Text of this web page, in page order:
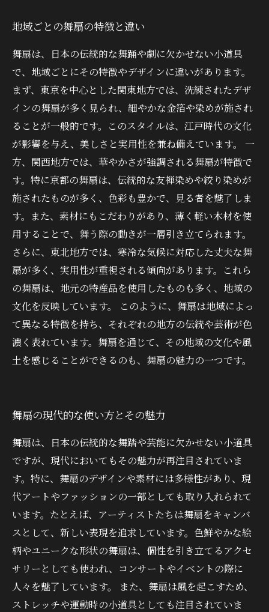
地域ごとの舞扇の特徴と違い
舞扇は、日本の伝統的な舞踊や劇に欠かせない小道具
で、地域ごとにその特徴やデザインに違いがあります。
まず、東京を中心とした関東地方では、洗練されたデザ
インの舞扇が多く見られ、細やかな金箔や染めが施され
ることが一般的です。このスタイルは、江戸時代の文化
が影響を与え、美しさと実用性を兼ね備えています。 一
方、関西地方では、華やかさが強調される舞扇が特徴で
す。特に京都の舞扇は、伝統的な友禅染めや絞り染めが
施されたものが多く、色彩も豊かで、見る者を魅了しま
す。また、素材にもこだわりがあり、薄く軽い木材を使
用することで、舞う際の動きが一層引き立てられます。
さらに、東北地方では、寒冷な気候に対応した丈夫な舞
扇が多く、実用性が重視される傾向があります。これら
の舞扇は、地元の特産品を使用したものも多く、地域の
文化を反映しています。 このように、舞扇は地域によっ
て異なる特徴を持ち、それぞれの地方の伝統や芸術が色
濃く表れています。舞扇を通じて、その地域の文化や風
土を感じることができるのも、舞扇の魅力の一つです。
舞扇の現代的な使い方とその魅力
舞扇は、日本の伝統的な舞踏や芸能に欠かせない小道具
ですが、現代においてもその魅力が再注目されていま
す。特に、舞扇のデザインや素材には多様性があり、現
代アートやファッションの一部としても取り入れられて
います。たとえば、アーティストたちは舞扇をキャンバ
スとして、新しい表現を追求しています。色鮮やかな絵
柄やユニークな形状の舞扇は、個性を引き立てるアクセ
サリーとしても使われ、コンサートやイベントの際に
人々を魅了しています。 また、舞扇は風を起こすため、
ストレッチや運動時の小道具としても注目されていま